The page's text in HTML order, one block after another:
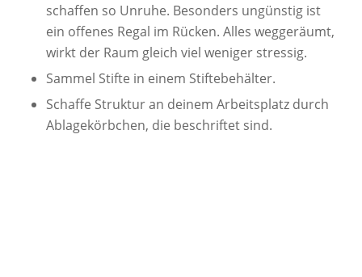
schaffen so Unruhe. Besonders ungünstig ist
ein offenes Regal im Rücken. Alles weggeräumt,
wirkt der Raum gleich viel weniger stressig.
Sammel Stifte in einem Stiftebehälter.
Schaffe Struktur an deinem Arbeitsplatz durch
Ablagekörbchen, die beschriftet sind.